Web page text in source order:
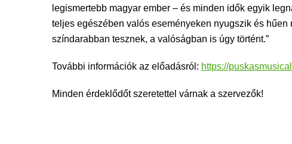
legismertebb magyar ember – és minden idők egyik
teljes egészében valós eseményeken nyugszik és
színdarabban tesznek, a valóságban is úgy történt.”
További információk az előadásról: https://
Minden érdeklődőt szeretettel várnak a szervezők!